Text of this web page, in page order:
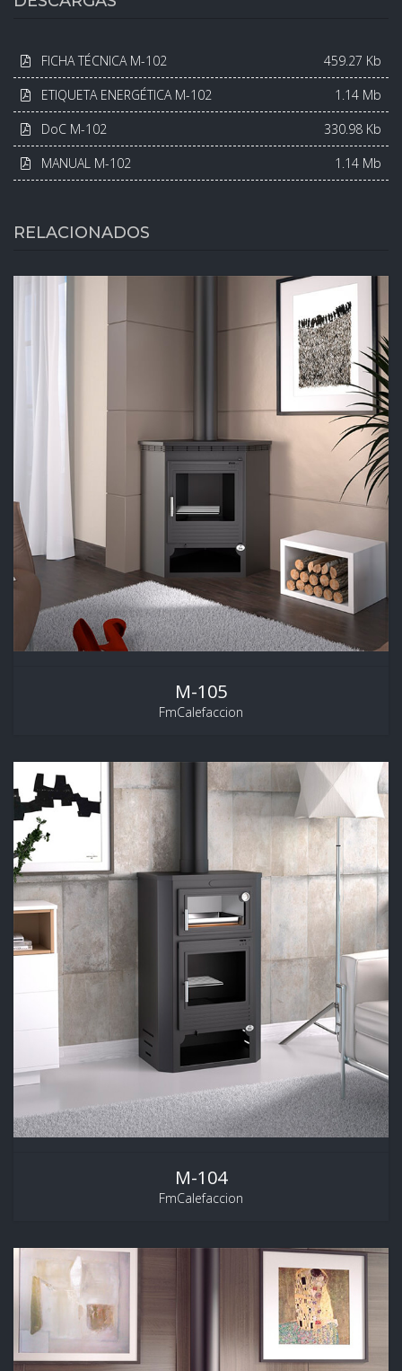
FICHA TÉCNICA M-102
459.27 Kb
ETIQUETA ENERGÉTICA M-102
1.14 Mb
DoC M-102
330.98 Kb
MANUAL M-102
1.14 Mb
RELACIONADOS
M-105
FmCalefaccion
M-104
FmCalefaccion